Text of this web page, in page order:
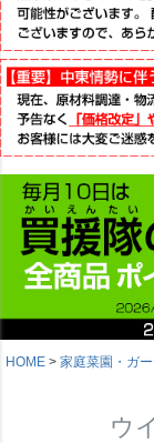
HOME 家庭菜園・ガ
ウ